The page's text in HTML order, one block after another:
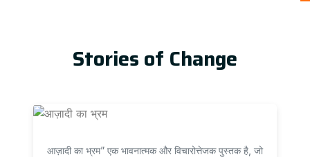
Stories of Change
आज़ादी का भ्रम” एक भावनात्मक और विचारोत्तेजक पुस्तक है, जो